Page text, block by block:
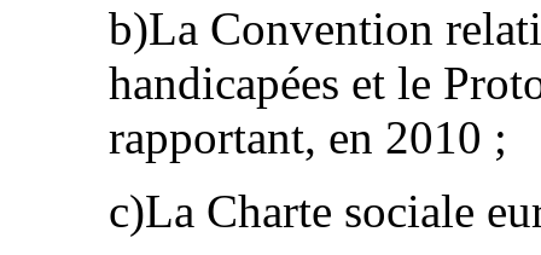
b)La Convention
handicapées et le
rapportant, en 2010 ;
c)La Charte sociale